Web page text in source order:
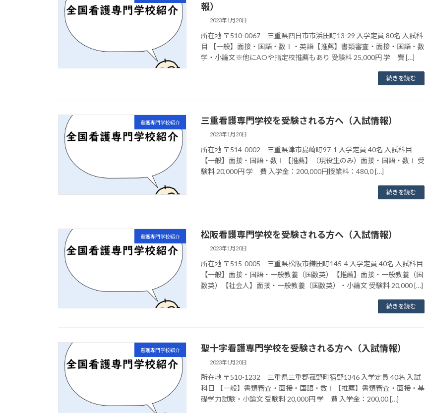
報）
2023年1月20日
所在地 〒510-0067 三重県四日市市浜田町13-29 入学定員 80名 入試科
目 【一般】面接・国語・数Ⅰ・英語【推薦】書類審査・面接・国語・数
学・小論文※他にAOや指定校推薦もあり 受験料 25,000円 学 費 […]
続きを読む
看護専門学校紹介 三重看護専門学校を受験される方へ（入試情報）
2023年1月20日
所在地 〒514-0002 三重県津市島崎町97-1 入学定員 40名 入試科目
【一般】面接・国語・数Ⅰ【推薦】（現役生のみ）面接・国語・数Ⅰ 受
験料 20,000円 学 費 入学金：200,000円授業料：480,0 […]
続きを読む
看護専門学校紹介 松阪看護専門学校を受験される方へ（入試情報）
2023年1月20日
所在地 〒515-0005 三重県松阪市鎌田町145-4 入学定員 40名 入試科目
【一般】面接・国語・一般教養（国数英）【推薦】面接・一般教養（国
数英）【社会人】面接・一般教養（国数英）・小論文 受験料 20,000 […]
続きを読む
看護専門学校紹介 聖十字看護専門学校を受験される方へ（入試情報）
2023年1月20日
所在地 〒510-1232 三重県三重郡菰野町宿野1346 入学定員 40名 入試
科目 【一般】書類審査・面接・国語・数Ⅰ【推薦】書類審査・面接・基
礎学力試験・小論文 受験料 20,000円 学 費 入学金：200,00 […]